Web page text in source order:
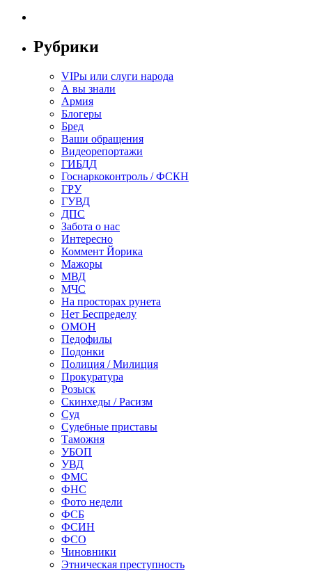
Рубрики
VIPы или слуги народа
А вы знали
Армия
Блогеры
Бред
Ваши обращения
Видеорепортажи
ГИБДД
Госнаркоконтроль / ФСКН
ГРУ
ГУВД
ДПС
Забота о нас
Интересно
Коммент Йорика
Мажоры
МВД
МЧС
На просторах рунета
Нет Беспределу
ОМОН
Педофилы
Подонки
Полиция / Милиция
Прокуратура
Розыск
Скинхеды / Расизм
Суд
Судебные приставы
Таможня
УБОП
УВД
ФМС
ФНС
Фото недели
ФСБ
ФСИН
ФСО
Чиновники
Этническая преступность